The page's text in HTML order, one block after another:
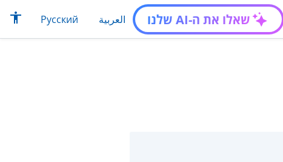
שאלו את ה-AI שלנו العربية Русский